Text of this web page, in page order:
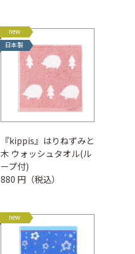
new
日本製
『kippis』はりねずみと
木 ウォッシュタオル(ル
ープ付)
880 円（税込）
new